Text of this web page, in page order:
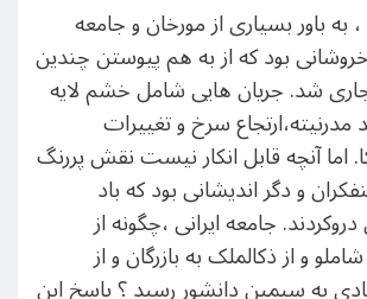
57 ایران ، به باور بسیاری از مورخان و جامعه
بود که از به هم پیوستن چندین
شد. جریان هایی شامل خشم لایه
سرخ و تغییرات
اما آنچه قابل انکار نیست نقش پررنگ
و دگر اندیشانی بود که باد
جامعه ایرانی ،چگونه از
و از ذکالملک به بازرگان و از
به سیمین دانشور رسید ؟ پاسخ این